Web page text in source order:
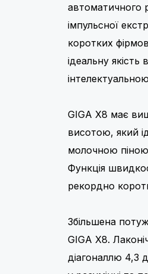
автоматичного
імпульсної
коротких
ідеальну
GIGA X8 має
висотою, який
молочною піною
Функція
рекордно
Збільшена
GIGA X8.
діагоналлю 4,3